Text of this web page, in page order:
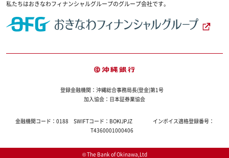
私たちはおきなわフィナンシャルグループのグループ会社です。
登録金融機関：沖縄総合事務局長(登金)第1号
加入協会：日本証券業協会
金融機関コード： 0188 SWIFTコード： BOKIJPJZ
インボイス適格登録番号：
T4360001000406
© The Bank of Okinawa,Ltd